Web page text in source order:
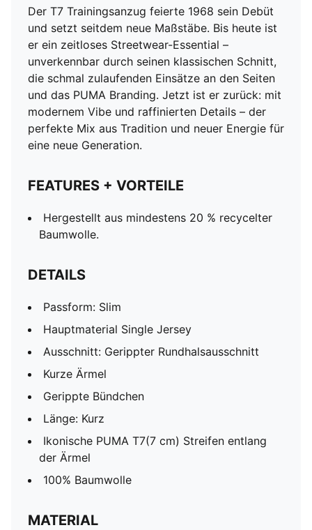
Der T7 Trainingsanzug feierte 1968 sein Debüt
und setzt seitdem neue Maßstäbe. Bis heute ist
er ein zeitloses Streetwear-Essential –
unverkennbar durch seinen klassischen Schnitt,
die schmal zulaufenden Einsätze an den Seiten
und das PUMA Branding. Jetzt ist er zurück: mit
modernem Vibe und raffinierten Details – der
perfekte Mix aus Tradition und neuer Energie für
eine neue Generation.
FEATURES + VORTEILE
Hergestellt aus mindestens 20 % recycelter
Baumwolle.
DETAILS
Passform: Slim
Hauptmaterial Single Jersey
Ausschnitt: Gerippter Rundhalsausschnitt
Kurze Ärmel
Gerippte Bündchen
Länge: Kurz
Ikonische PUMA T7(7 cm) Streifen entlang
der Ärmel
100% Baumwolle
MATERIAL